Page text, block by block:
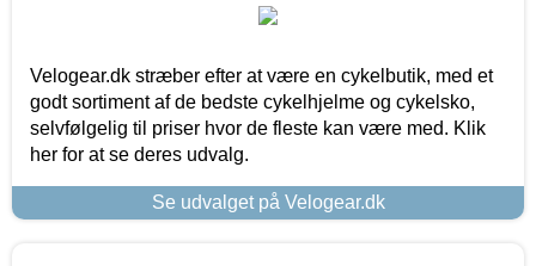
Velogear.dk stræber efter at være en cykelbutik, med et
godt sortiment af de bedste cykelhjelme og cykelsko,
selvfølgelig til priser hvor de fleste kan være med. Klik
her for at se deres udvalg.
Se udvalget på Velogear.dk